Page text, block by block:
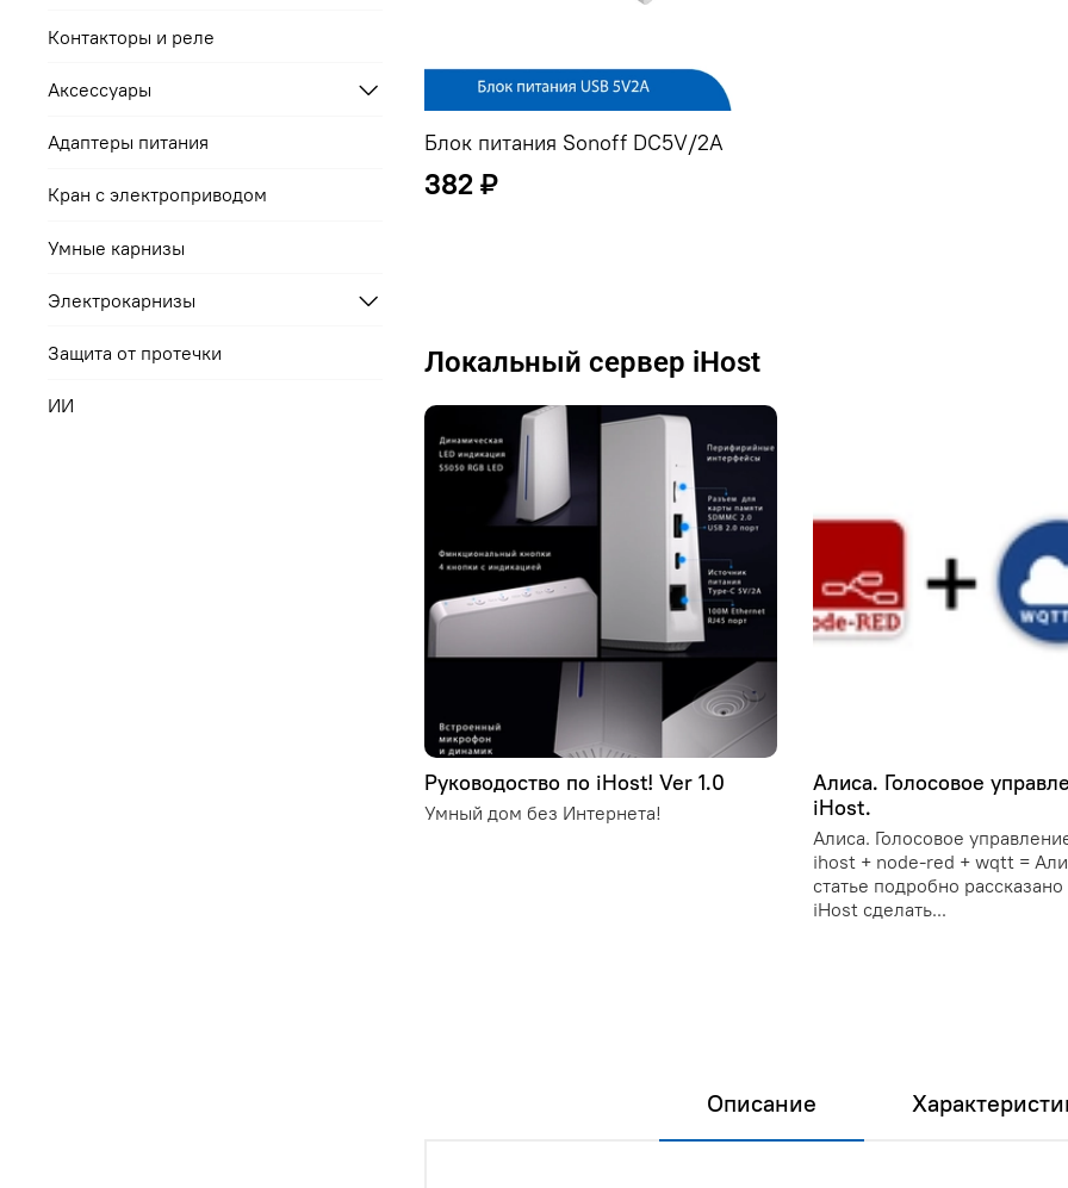
Блок питания Sonoff DC5V/2A
382 ₽
Локальный сервер iHost
Руководоство по iHost! Ver 1.0
Умный дом без Интернета!
Алиса. Голосовое
iHost.
Алиса. Голосовое
ihost + node-red + wqtt =
статье подробно рассказано
iHost сделать...
Описание
Контакторы и реле
Аксессуары
Адаптеры питания
Кран с электроприводом
Умные карнизы
Электрокарнизы
Защита от протечки
ИИ